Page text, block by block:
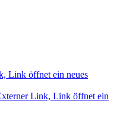
Link öffnet ein neues
Link, Link öffnet ein